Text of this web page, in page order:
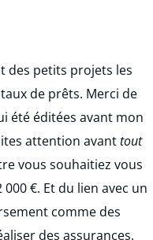
des petits projets les
de prêts. Merci de
été éditées avant mon
attention avanttout
vous souhaitiez vous
€. Et du lien avec un
comme des
des assurances.